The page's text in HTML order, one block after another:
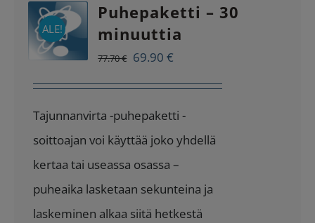
ALE!
Puhepaketti – 30
minuuttia
77.70€ Alkuperäinen
hinta
69.90€
hinta
Tajunnanvirta -puhepaketti -
soittoajan voi käyttää joko yhdellä
kertaa tai useassa osassa –
puheaika lasketaan sekunteina ja
laskeminen alkaa siitä hetkestä